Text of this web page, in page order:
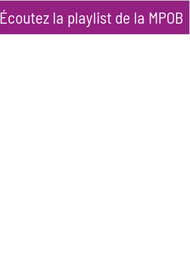
Écoutez la playlist de la MPOB